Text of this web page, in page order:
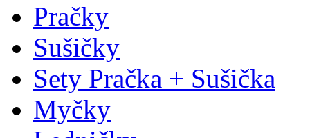
Pračky
Sušičky
Sety Pračka + Sušička
Myčky